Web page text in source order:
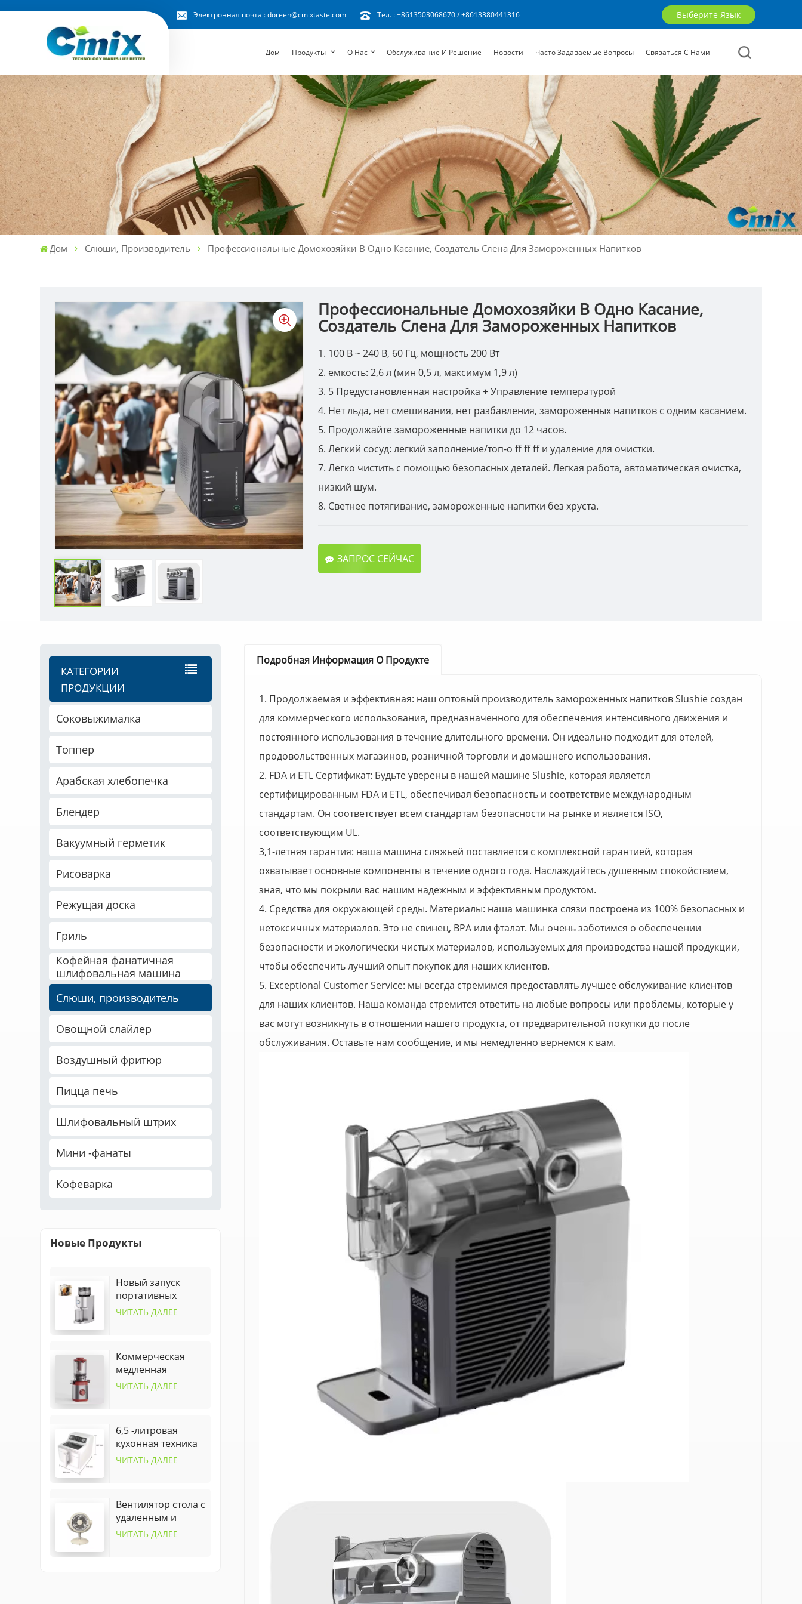
Электронная почта :doreen@cmixtaste.com Тел. :+8613503068670/+8613380441316 Выберите Язык
русский
العربية
Дом Продукты О Нас Обслуживание И Решение Новости Часто Задаваемые Вопросы Связаться С Нами
Дом Слюши, Производитель Профессиональные Домохозяйки В Одно Касание, Создатель Слена Для Замороженных Напитков
Профессиональные Домохозяйки В Одно Касание,
Создатель Слена Для Замороженных Напитков
1. 100 В ~ 240 В, 60 Гц, мощность 200 Вт
2. емкость: 2,6 л (мин 0,5 л, максимум 1,9 л)
3. 5 Предустановленная настройка + Управление температурой
4. Нет льда, нет смешивания, нет разбавления, замороженных напитков с одним касанием.
5. Продолжайте замороженные напитки до 12 часов.
6. Легкий сосуд: легкий заполнение/топ-o ﬀ ﬀ ﬀ и удаление для очистки.
7. Легко чистить с помощью безопасных деталей. Легкая работа, автоматическая очистка,
низкий шум.
8. Светнее потягивание, замороженные напитки без хруста.
ЗАПРОС СЕЙЧАС
КАТЕГОРИИ
ПРОДУКЦИИ
Соковыжималка
Топпер
Арабская хлебопечка
Блендер
Вакуумный герметик
Рисоварка
Режущая доска
Гриль
Кофейная фанатичная
шлифовальная машина
Слюши, производитель
Овощной слайлер
Воздушный фритюр
Пицца печь
Шлифовальный штрих
Мини -фанаты
Кофеварка
Новые Продукты
Новый запуск
портативных
умных фруктов
апельсин быстрая
ЧИТАТЬ ДАЛЕЕ
Коммерческая
медленная
соковыжималка
для дома
ЧИТАТЬ ДАЛЕЕ
6,5 -литровая
кухонная техника
посуда для
воздушного
ЧИТАТЬ ДАЛЕЕ
Вентилятор стола с
удаленным и
колебанием
ЧИТАТЬ ДАЛЕЕ
Подробная Информация О Продукте
1. Продолжаемая и эффективная: наш оптовый производитель замороженных напитков Slushie создан
для коммерческого использования, предназначенного для обеспечения интенсивного движения и
постоянного использования в течение длительного времени. Он идеально подходит для отелей,
продовольственных магазинов, розничной торговли и домашнего использования.
2. FDA и ETL Сертификат: Будьте уверены в нашей машине Slushie, которая является
сертифицированным FDA и ETL, обеспечивая безопасность и соответствие международным
стандартам. Он соответствует всем стандартам безопасности на рынке и является ISO,
соответствующим UL.
3,1-летняя гарантия: наша машина сляжьей поставляется с комплексной гарантией, которая
охватывает основные компоненты в течение одного года. Наслаждайтесь душевным спокойствием,
зная, что мы покрыли вас нашим надежным и эффективным продуктом.
4. Средства для окружающей среды. Материалы: наша машинка слязи построена из 100% безопасных и
нетоксичных материалов. Это не свинец, BPA или фталат. Мы очень заботимся о обеспечении
безопасности и экологически чистых материалов, используемых для производства нашей продукции,
чтобы обеспечить лучший опыт покупок для наших клиентов.
5. Exceptional Customer Service: мы всегда стремимся предоставлять лучшее обслуживание клиентов
для наших клиентов. Наша команда стремится ответить на любые вопросы или проблемы, которые у
вас могут возникнуть в отношении нашего продукта, от предварительной покупки до после
обслуживания. Оставьте нам сообщение, и мы немедленно вернемся к вам.